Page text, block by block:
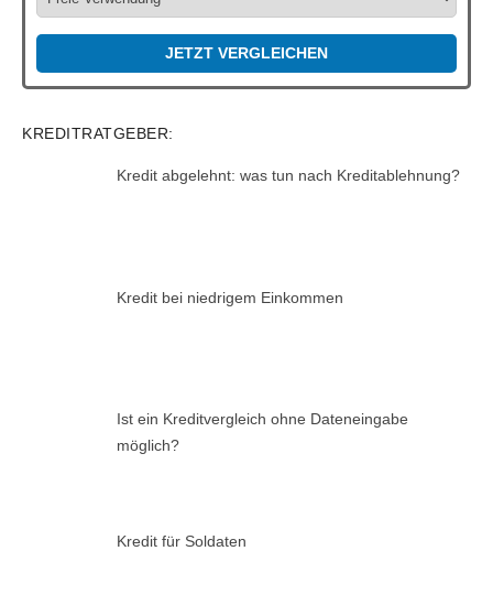
JETZT VERGLEICHEN
KREDITRATGEBER:
Kredit abgelehnt: was tun nach Kreditablehnung?
Kredit bei niedrigem Einkommen
Ist ein Kreditvergleich ohne Dateneingabe
möglich?
Kredit für Soldaten